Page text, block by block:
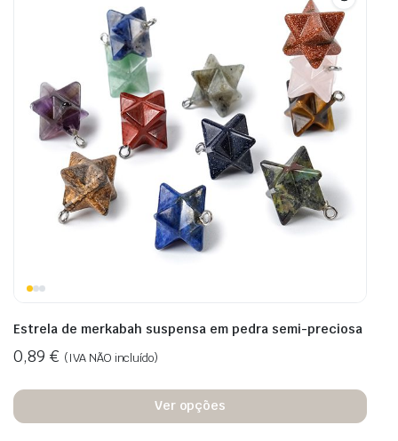
Estrela de merkabah suspensa em pedra semi-preciosa
0,89 € (IVA NÃO incluído)
Ver opções